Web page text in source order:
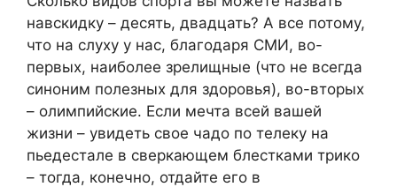
навскидку – десять, двадцать? А все потому,
что на слуху у нас, благодаря СМИ, во-
первых, наиболее зрелищные (что не всегда
синоним полезных для здоровья), во-вторых
– олимпийские. Если мечта всей вашей
жизни – увидеть свое чадо по телеку на
пьедестале в сверкающем блестками трико
– тогда, конечно, отдайте его в